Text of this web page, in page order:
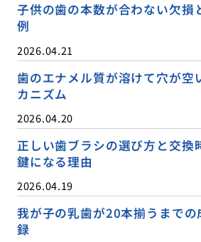
子供の歯の本数が合わない欠損
例
2026.04.21
歯のエナメル質が溶けて穴が空
カニズム
2026.04.20
正しい歯ブラシの選び方と交換
鍵になる理由
2026.04.19
我が子の乳歯が20本揃うまで
録